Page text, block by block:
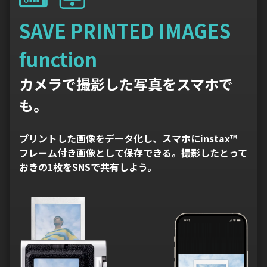
SAVE PRINTED IMAGES
function
カメラで撮影した写真をスマホで
も。
プリントした画像をデータ化し、スマホにinstax™
フレーム付き画像として保存できる。撮影したとって
おきの1枚をSNSで共有しよう。